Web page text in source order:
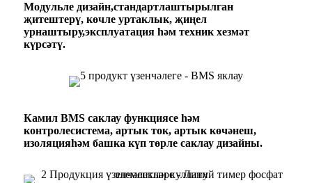
Модульле дизайн,стандартлаштырылган
җитештерү, көчле уртаклык, җиңел
урнаштыру,эксплуатация һәм техник хезмәт
күрсәтү.
Камил BMS саклау функциясе һәм
контролесистема, артык ток, артык көчәнеш,
изоляцияһәм башка күп төрле саклау дизайны.